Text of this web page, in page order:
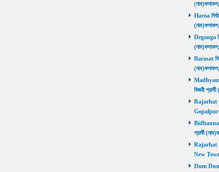
Haroa
Deganga
Barasat
বিজয়ী
Rajarhat
Gopalpur
প্রার্থী
Rajarhat
New Town
Dum Dum